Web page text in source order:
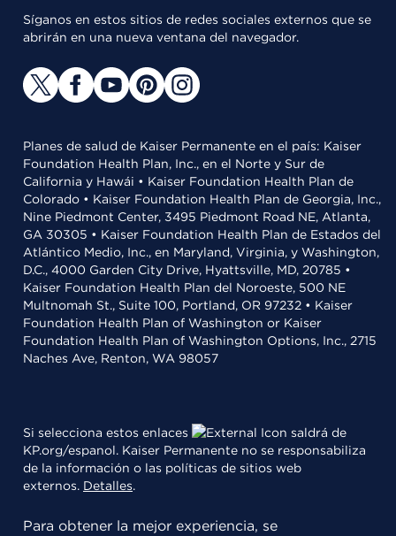
Síganos en estos sitios de redes sociales externos que se
abrirán en una nueva ventana del navegador.
Planes de salud de Kaiser Permanente en el país: Kaiser
Foundation Health Plan, Inc., en el Norte y Sur de
California y Hawái • Kaiser Foundation Health Plan de
Colorado • Kaiser Foundation Health Plan de Georgia, Inc.,
Nine Piedmont Center, 3495 Piedmont Road NE, Atlanta,
GA 30305 • Kaiser Foundation Health Plan de Estados del
Atlántico Medio, Inc., en Maryland, Virginia, y Washington,
D.C., 4000 Garden City Drive, Hyattsville, MD, 20785 •
Kaiser Foundation Health Plan del Noroeste, 500 NE
Multnomah St., Suite 100, Portland, OR 97232 • Kaiser
Foundation Health Plan of Washington or Kaiser
Foundation Health Plan of Washington Options, Inc., 2715
Naches Ave, Renton, WA 98057
Si selecciona estos enlaces
saldrá de
KP.org/espanol. Kaiser Permanente no se responsabiliza
de la información o las políticas de sitios web
externos. Detalles.
Para obtener la mejor experiencia, se